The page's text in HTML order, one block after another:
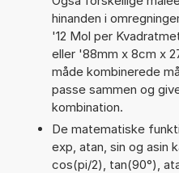
hinanden i
'12 Mol per
eller '88mm x 8cm x
måde kombinerede
passe sammen og
kombination.
De matematiske
exp, atan, sin og asin
cos(pi/2), tan(90°),